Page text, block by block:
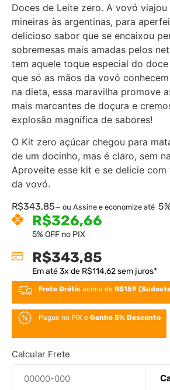
Doces de Leite zero. A vovó viajou
mineiras às argentinas, para
delicioso sabor que se encaixou
sobremesas mais amadas pelos
tem aquele toque especial do
que só as mãos da vovó
na dieta, essa maravilha promove
mais marcantes de doçura e
explosão magnífica de sabores!
O Kit zero açúcar chegou para
de um docinho, mas é claro, sem
Aproveite esse kit e se delicie com
da vovó.
R$343,85— ou Assine e economize até
R$326,66
5% OFF no PIX
R$343,85
Em até3x de R$114,62sem juros*
Frete Grátis acima deR$159
Pague no PIX eGanhe 5% Desconto
Calcular Frete